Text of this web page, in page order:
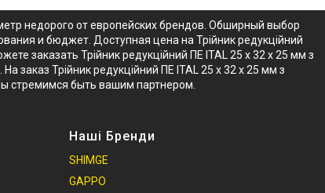
недорого от европейских брендов. Обширный выбор
и бюджет. Доступная цена на Трійник редукційний
заказать Трійник редукційний ПЕ ITAL 25 x 32 x 25 мм з
заказ Трійник редукційний ПЕ ITAL 25 x 32 x 25 мм з
стремимся быть вашим партнером.
Наші Бренди
SHIMGE
GAPPO